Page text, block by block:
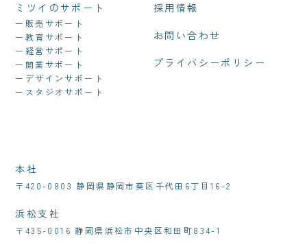
ミツイのサポート
ー販売サポート
ー教育サポート
ー経営サポート
ー開業サポート
ーデザインサポート
ースタジオサポート
採用情報
お問い合わせ
プライバシーポリシー
本社
〒420-0803 静岡県静岡市葵区千代田6丁目16-2
浜松支社
〒435-0016 静岡県浜松市中央区和田町834-1